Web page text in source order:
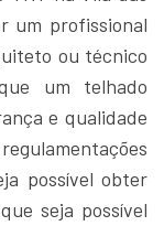
um profissional
ou técnico
um telhado
e qualidade
possível obter
seja possível